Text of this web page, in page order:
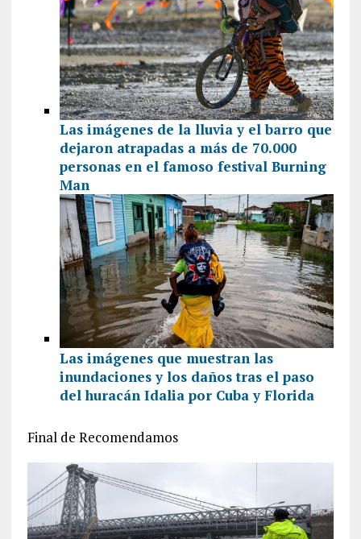
Las imágenes de la lluvia y el barro que
dejaron atrapadas a más de 70.000
personas en el famoso festival Burning
Man
Las imágenes que muestran las
inundaciones y los daños tras el paso
del huracán Idalia por Cuba y Florida
Final de Recomendamos